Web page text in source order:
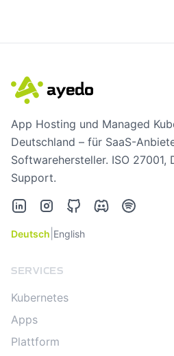
App Hosting und Managed
Deutschland – für SaaS-
Softwarehersteller. ISO 27001,
Support.
LinkedInInstagramGitHubDiscordSpotify
Deutsch English
SERVICES
Kubernetes
Apps
Plattform